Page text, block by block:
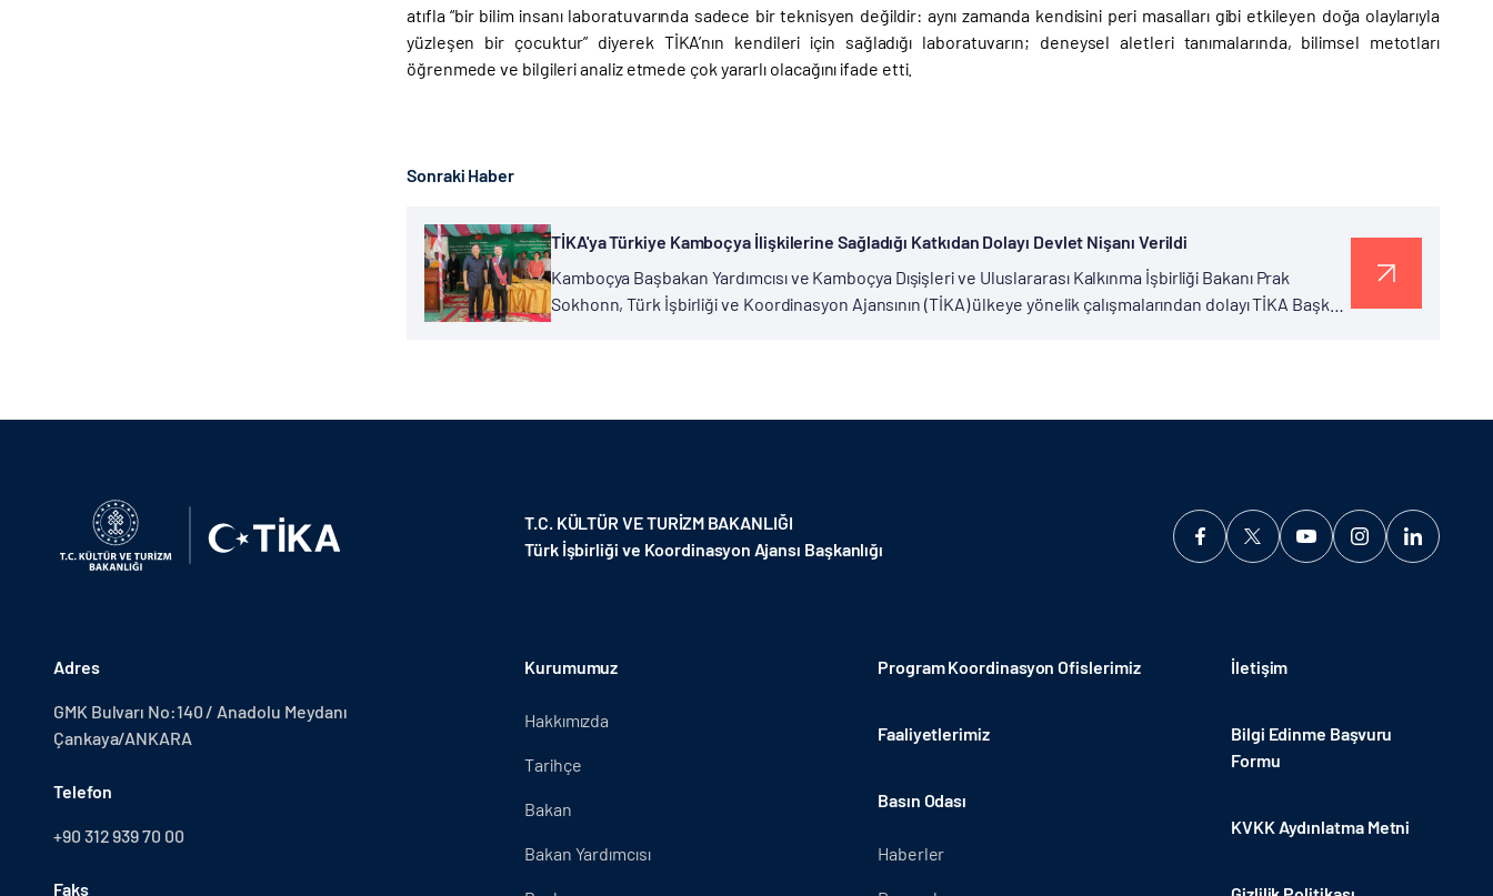
atıfla “bir bilim insanı laboratuvarında sadece bir teknisyen değildir: aynı zamanda kendisini peri masalları gibi etkileyen doğa olaylarıyla
yüzleşen bir çocuktur” diyerek TİKA’nın kendileri için sağladığı laboratuvarın; deneysel aletleri tanımalarında, bilimsel metotları
öğrenmede ve bilgileri analiz etmede çok yararlı olacağını ifade etti.
Sonraki Haber
TİKA'ya Türkiye Kamboçya İlişkilerine Sağladığı Katkıdan Dolayı Devlet Nişanı Verildi
Kamboçya Başbakan Yardımcısı ve Kamboçya Dışişleri ve Uluslararası Kalkınma İşbirliği Bakanı Prak
Sokhonn, Türk İşbirliği ve Koordinasyon Ajansının (TİKA) ülkeye yönelik çalışmalarından dolayı TİKA Başkan
T.C. KÜLTÜR VE TURİZM BAKANLIĞI
Türk İşbirliği ve Koordinasyon Ajansı Başkanlığı
Adres
GMK Bulvarı No:140 / Anadolu Meydanı
Çankaya/ANKARA
Telefon
+90 312 939 70 00
Faks
Kurumumuz
Hakkımızda
Tarihçe
Bakan
Bakan Yardımcısı
Program Koordinasyon Ofislerimiz
Faaliyetlerimiz
Basın Odası
Haberler
İletişim
Bilgi Edinme Başvuru
Formu
KVKK Aydınlatma Metni